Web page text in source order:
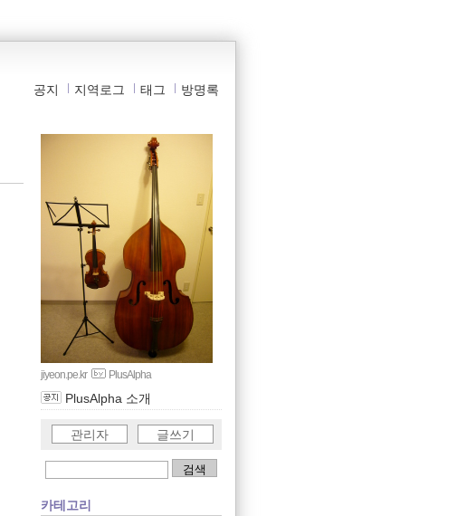
공지 지역로그 태그 방명록
jiyeon.pe.kr PlusAlpha
PlusAlpha 소개
관리자 글쓰기
카테고리